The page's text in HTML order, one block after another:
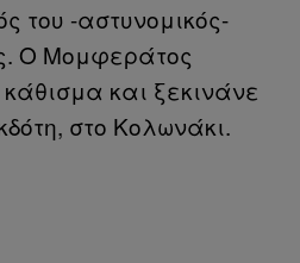
του -αστυνομικός-
Ο Μομφεράτος
και ξεκινάνε
στο Κολωνάκι.